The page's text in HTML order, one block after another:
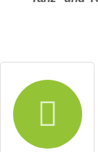
La direccion de
Por la
He leído la
hacer una